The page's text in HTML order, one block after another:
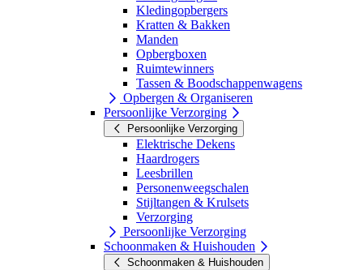
Kledingopbergers
Kratten & Bakken
Manden
Opbergboxen
Ruimtewinners
Tassen & Boodschappenwagens
Opbergen & Organiseren
Persoonlijke Verzorging
Persoonlijke Verzorging
Elektrische Dekens
Haardrogers
Leesbrillen
Personenweegschalen
Stijltangen & Krulsets
Verzorging
Persoonlijke Verzorging
Schoonmaken & Huishouden
Schoonmaken & Huishouden